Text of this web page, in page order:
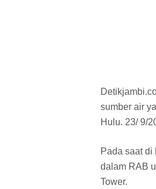
sumber air
Hulu. 23/ 9/
Pada saat di
dalam RAB
Tower.